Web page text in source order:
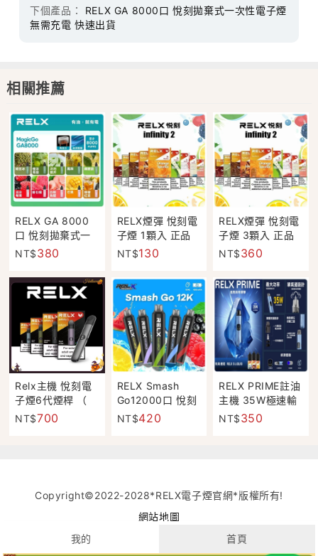
下個產品：
RELX GA 8000口 悅刻拋棄式一次性電子煙
無需充電 快速出貨
相關推薦
RELX GA 8000
口 悅刻拋棄式一
次性電子煙 無需
NT$380
RELX煙彈 悅刻電
子煙 1顆入 正品
現貨 超商取付
NT$130
RELX煙彈 悅刻電
子煙 3顆入 正品
現貨 超商取付
NT$360
Relx主機 悅刻電
子煙6代煙桿 （
適用6代煙彈）正
NT$700
RELX Smash
Go12000口 悅刻
一次性電子煙 快
NT$420
RELX PRIME註油
主機 35W極速輸
出
NT$350
Copyright©2022-2028*RELX電子煙官網*版權所有!
網站地圖
我的
首頁